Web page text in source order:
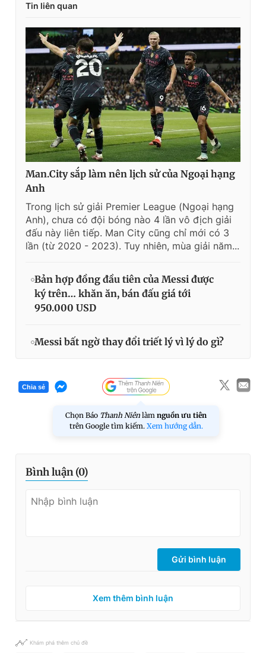
Tin liên quan
Man.City sắp làm nên lịch sử của Ngoại hạng
Anh
Trong lịch sử giải Premier League (Ngoại hạng
Anh), chưa có đội bóng nào 4 lần vô địch giải
đấu này liên tiếp. Man City cũng chỉ mới có 3
lần (từ 2020 - 2023). Tuy nhiên, mùa giải năm...
Bản hợp đồng đầu tiên của Messi được
ký trên… khăn ăn, bán đấu giá tới
950.000 USD
Messi bất ngờ thay đổi triết lý vì lý do gì?
Chia sẻ
Chọn Báo Thanh Niên làm nguồn ưu tiên
trên Google tìm kiếm. Xem hướng dẫn.
Bình luận (0)
Gửi bình luận
Xem thêm bình luận
Khám phá thêm chủ đề